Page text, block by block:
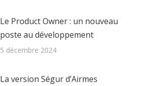
Le Product Owner : un nouveau
poste au développement
5 décembre 2024
La version Ségur d’Airmes